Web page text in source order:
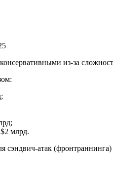
из-за
млрд.
атак (фронтраннинга)